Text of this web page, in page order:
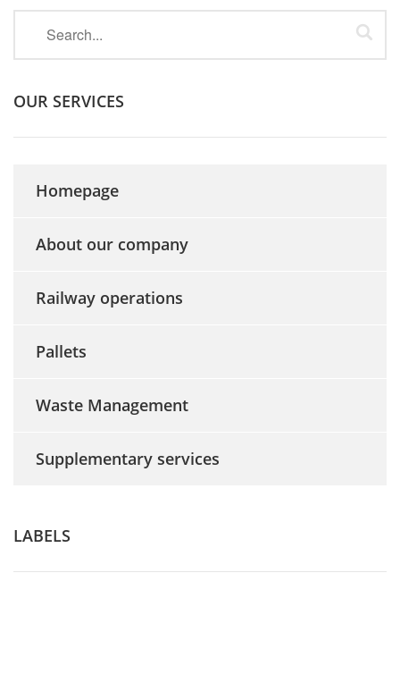
OUR SERVICES
Homepage
About our company
Railway operations
Pallets
Waste Management
Supplementary services
LABELS